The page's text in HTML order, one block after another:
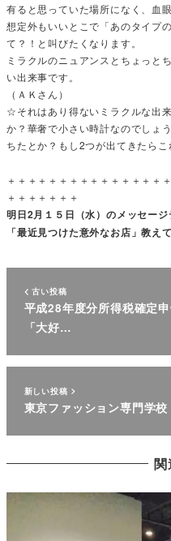
有ると思っていた場所になく、血
想定外もいいとこで「あのタイプ
て？！と叫びたくなります。
ミラクルのニュアンスとちょっと
い出来事です。
（ＡＫさん）
☆それはあり得ないミラクルな出
か？華奢で小さい時計なのでしょ
ちたとか？もし2つが出てきたら
＋＋＋＋＋＋＋＋＋＋＋＋＋＋＋
＋＋＋＋＋＋＋
明日2月１５日（水）のメッセージ
「最近見つけた意外なお店」教え
古い投稿
平成28年度分所得税確定
「大好…
新しい投稿
東京ファッション専門学